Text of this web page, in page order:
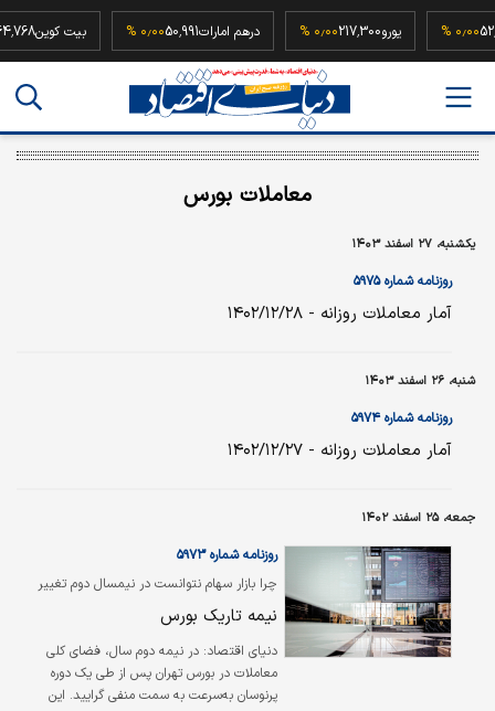
۰٫۰۰ % یورو217,300۰٫۰۰ % درهم امارات50,991۰٫۰۰ % بیت کوین
معاملات بورس
یکشنبه، ۲۷ اسفند ۱۴۰۳
روزنامه شماره ۵۹۷۵
آمار معاملات روزانه - ۱۴۰۲/۱۲/۲۸
شنبه، ۲۶ اسفند ۱۴۰۳
روزنامه شماره ۵۹۷۴
آمار معاملات روزانه - ۱۴۰۲/۱۲/۲۷
جمعه، ۲۵ اسفند ۱۴۰۲
چرا بازار سهام نتوانست در نیمسال دوم تغییر
مسیر دهد؟
روزنامه شماره ۵۹۷۳
نیمه تاریک بورس
دنیای اقتصاد: در نیمه دوم سال، فضای کلی
معاملات در بورس تهران پس از طی یک دوره
پرنوسان به‌سرعت به سمت منفی گرایید. این